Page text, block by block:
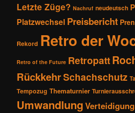
Letzte Züge? Nachruf neudeutsch
Platzwechsel Preisbericht
Rekord Retro der
Retro of the Future Retropatt
RückkehrSchachschutz
Tempozug Thematurnier
Umwandlung